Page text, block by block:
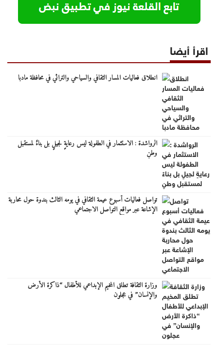
اقرأ أيضا
انطلاق فعاليات المسار الثقافي والسياحي والتراثي في محافظة مادبا
الرواشدة : الاستثمار في الطفولة ليس رعايةٍ لجيلٍ بل بناءٌ لمستقبل
وطنٍ
تواصل فعاليات أسبوع عيمة الثقافي في يومه الثالث بندوة حول محاربة
الإشاعة عبر مواقع التواصل الاجتماعي
وزارة الثقافة تطلق المخيم الإبداعي للأطفال “ذاكرة الأرض
والإنسان” في عجلون